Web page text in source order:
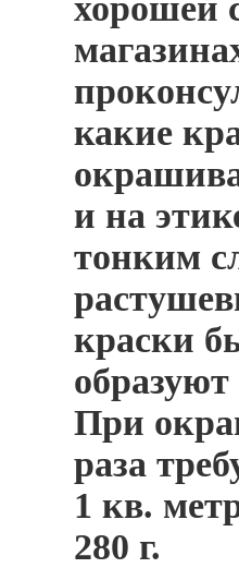
хорошей
какие
и на
тонким
краски
При
раза
1 кв.
280 г.